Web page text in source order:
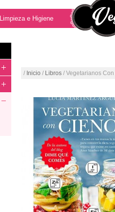
Limpieza e Higiene
/ Inicio / Libros / Vegetarianos